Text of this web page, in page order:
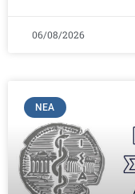
06/08/2026
ΝΈΑ